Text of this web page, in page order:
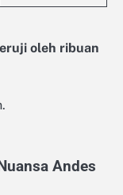
oleh ribuan
Andes